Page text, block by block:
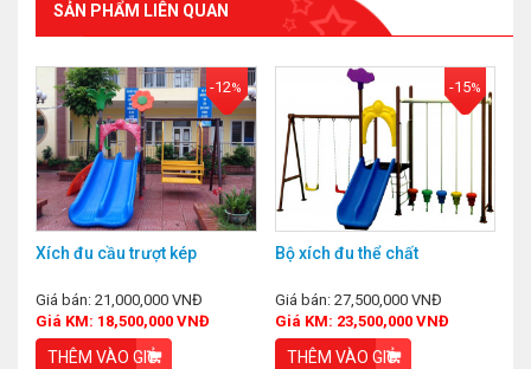
SẢN PHẨM LIÊN QUAN
-12%
Xích đu cầu trượt kép
Giá bán: 21,000,000 VNĐ
Giá KM: 18,500,000 VNĐ
THÊM VÀO GIỎ
-15%
Bộ xích đu thể chất
Giá bán: 27,500,000 VNĐ
Giá KM: 23,500,000 VNĐ
THÊM VÀO GIỎ